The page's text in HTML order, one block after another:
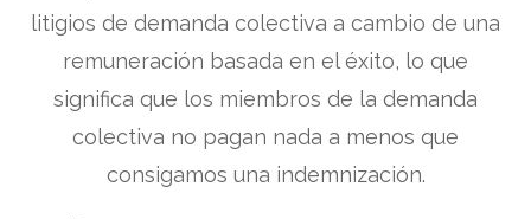
litigios de demanda colectiva a cambio de una
remuneración basada en el éxito, lo que
significa que los miembros de la demanda
colectiva no pagan nada a menos que
consigamos una indemnización.